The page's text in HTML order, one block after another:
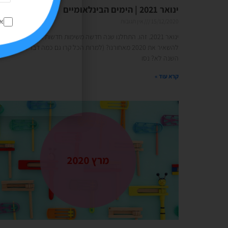
ינואר 2021 | הימים הבינלאומיים
ינואר 2021. זהו. התחלנו שנה חדשה משימות חדשות אז מה דעתכם
להשאיר את 2020 מאחורנו? (למרות הכל קרו גם כמה דברים טובים
השנה לא? נסו
קרא עוד »